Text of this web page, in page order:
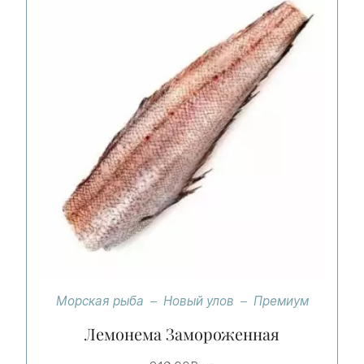
Морская рыба Новый улов Премиум
Лемонема Замороженная